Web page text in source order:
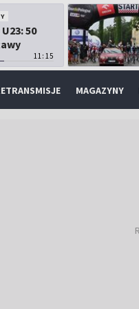
50
11:15
MAGAZYNY